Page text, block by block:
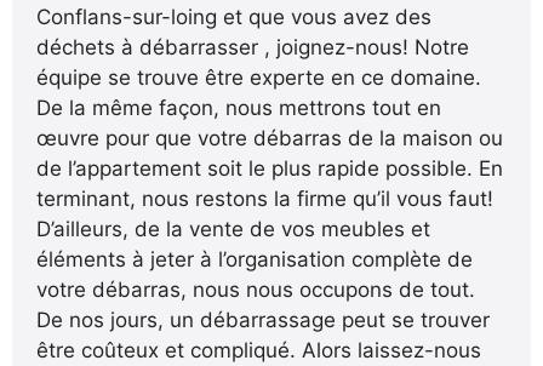
Conflans-sur-loing et que vous avez des
déchets à débarrasser , joignez-nous! Notre
équipe se trouve être experte en ce domaine.
De la même façon, nous mettrons tout en
œuvre pour que votre débarras de la maison ou
de l’appartement soit le plus rapide possible. En
terminant, nous restons la firme qu’il vous faut!
D’ailleurs, de la vente de vos meubles et
éléments à jeter à l’organisation complète de
votre débarras, nous nous occupons de tout.
De nos jours, un débarrassage peut se trouver
être coûteux et compliqué. Alors laissez-nous